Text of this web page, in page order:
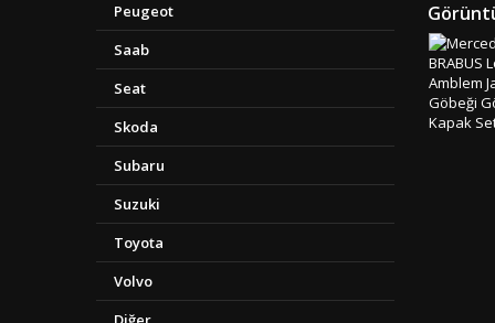
Peugeot
Saab
Seat
Skoda
Subaru
Suzuki
Toyota
Volvo